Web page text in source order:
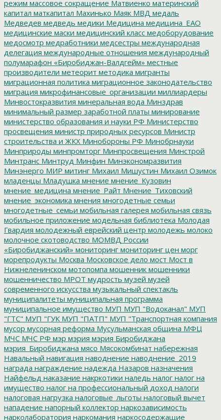
режим массовое сокращение Матвиенко материнский
капитал маткапитал Махинько Маяк МВД медаль
Медведев медведь медики Медицина медицина_ЕАО
медицинские маски медицинский класс медоборудование
медосмотр медработники медсестры международная
делегация международные отношения международный
полумарафон «Биробиджан-Валдгейм» местные
производители метеорит методика мигранты
миграционная политика миграционное законодательство
миграция микрофинансовые_организации миллиардеры
Минвостокразвития минеральная вода Минздрав
минимальный размер заработной платы минирование
министерство образования и науки РФ Министерство
просвещения министр природных ресурсов Министр
строительства и ЖКХ Минобороны РФ Минобрнауки
Минприроды минпромторг Минпросвещения Минстрой
Минтранс Минтруд Минфин Минэкономразвития
Минэнерго МИР митинг Михаил Мишустин Михаил Озимок
младенцы Младушка мнение мнение_Кузовин
мнение_медицина мнение_Райт Мнение_Тиховский
мнение_экономика мнения многодетные семьи
многодетные_семьи мобильная галерея мобильная связь
мобильное приложение модельная библиотека Молодая
Гвардия молодежный еврейский центр молодежь молоко
молочное скотоводство МОМВД России
«Биробиджанский» мониторинг мониторинг цен морг
морепродукты Москва Московское дело мост Мост в
Нижнеленинском мотопомпа мошенник мошенники
мошенничество МРОТ мудрость музей музей
современного искусства музыкальный спектакль
муниципалитеты муниципальная программа
муниципальное имущество МУП МУП "Водоканал" МУП
"ГТС" МУП "ГУК МУП "ПАТП" МУП "Транспортная компания
мусор мусорная реформа Мусульманская община МФЦ
МЧС МЧС РФ мэр мэрия мэрия Биробиджана
мэрия_Биробиджана мясо Мясокомбинат набережная
Навальный навигация наводнение наводнение_2019
награда награждение надежда Назаров назначения
Найфельд наказание накркотики наледь налог налог на
имущество налог на профессиональный доход налоги
налоговая нагрузка налоговые_льготы налоговый вычет
нападение напорный коллектор наркозависимость
нарколаборатория наркомания наркосодержащие